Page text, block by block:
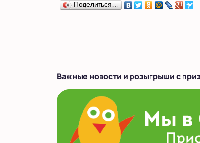
Поделиться…
Важные новости и розыгрыши с